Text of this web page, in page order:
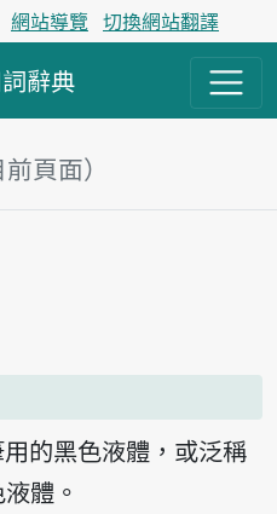
網站導覽 切換網站翻譯
辭典
頁面）
的黑色液體，或泛稱
體。